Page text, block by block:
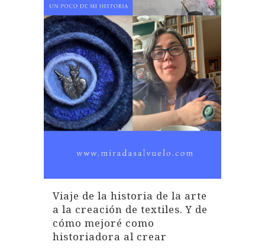
Viaje de la historia de la arte
a la creación de textiles. Y de
cómo mejoré como
historiadora al crear